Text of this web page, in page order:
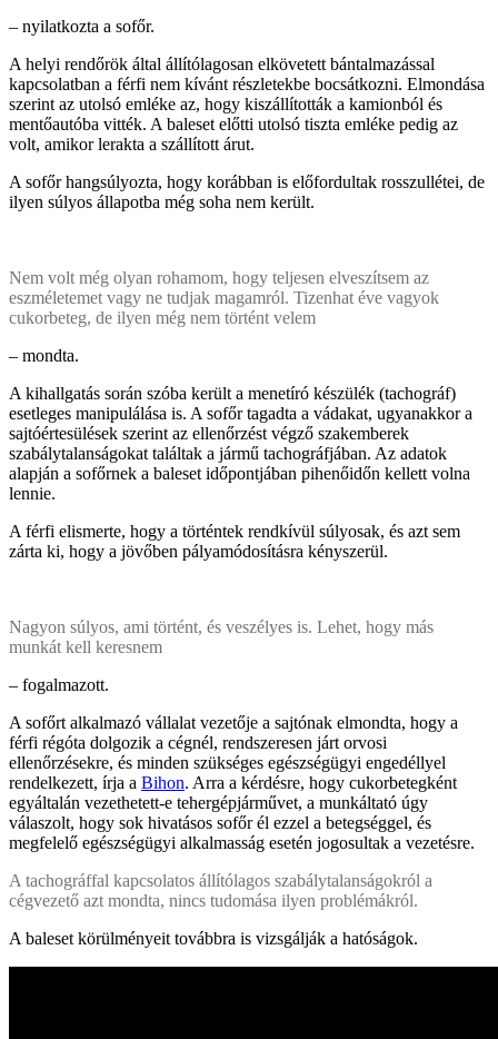
– nyilatkozta a sofőr.
A helyi rendőrök által állítólagosan elkövetett bántalmazással
kapcsolatban a férfi nem kívánt részletekbe bocsátkozni. Elmondása
szerint az utolsó emléke az, hogy kiszállították a kamionból és
mentőautóba vitték. A baleset előtti utolsó tiszta emléke pedig az
volt, amikor lerakta a szállított árut.
A sofőr hangsúlyozta, hogy korábban is előfordultak rosszullétei, de
ilyen súlyos állapotba még soha nem került.
Nem volt még olyan rohamom, hogy teljesen elveszítsem az
eszméletemet vagy ne tudjak magamról. Tizenhat éve vagyok
cukorbeteg, de ilyen még nem történt velem
– mondta.
A kihallgatás során szóba került a menetíró készülék (tachográf)
esetleges manipulálása is. A sofőr tagadta a vádakat, ugyanakkor a
sajtóértesülések szerint az ellenőrzést végző szakemberek
szabálytalanságokat találtak a jármű tachográfjában. Az adatok
alapján a sofőrnek a baleset időpontjában pihenőidőn kellett volna
lennie.
A férfi elismerte, hogy a történtek rendkívül súlyosak, és azt sem
zárta ki, hogy a jövőben pályamódosításra kényszerül.
Nagyon súlyos, ami történt, és veszélyes is. Lehet, hogy más
munkát kell keresnem
– fogalmazott.
A sofőrt alkalmazó vállalat vezetője a sajtónak elmondta, hogy a
férfi régóta dolgozik a cégnél, rendszeresen járt orvosi
ellenőrzésekre, és minden szükséges egészségügyi engedéllyel
rendelkezett, írja a Bihon. Arra a kérdésre, hogy cukorbetegként
egyáltalán vezethetett-e tehergépjárművet, a munkáltató úgy
válaszolt, hogy sok hivatásos sofőr él ezzel a betegséggel, és
megfelelő egészségügyi alkalmasság esetén jogosultak a vezetésre.
A tachográffal kapcsolatos állítólagos szabálytalanságokról a
cégvezető azt mondta, nincs tudomása ilyen problémákról.
A baleset körülményeit továbbra is vizsgálják a hatóságok.